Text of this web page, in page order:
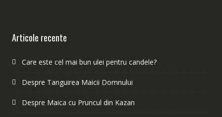
Articole recente
Care este cel mai bun ulei pentru candele?
Despre Tanguirea Maicii Domnului
Despre Maica cu Pruncul din Kazan